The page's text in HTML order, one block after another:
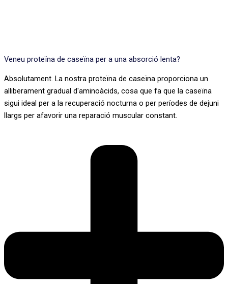
Veneu proteïna de caseïna per a una absorció lenta?
Absolutament. La nostra proteïna de caseïna proporciona un
alliberament gradual d'aminoàcids, cosa que fa que la caseïna
sigui ideal per a la recuperació nocturna o per períodes de dejuni
llargs per afavorir una reparació muscular constant.